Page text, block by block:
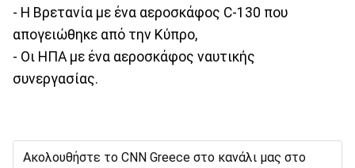
- Η Βρετανία με ένα αεροσκάφος C-130 που
απογειώθηκε από την Κύπρο,
- Οι ΗΠΑ με ένα αεροσκάφος ναυτικής
συνεργασίας.
Ακολουθήστε το CNN Greece στο κανάλι μας στο